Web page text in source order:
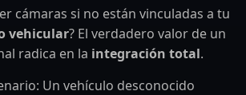
cámaras si no están vinculadas a tu
vehicular? El verdadero valor de un
radica en la integración total.
Un vehículo desconocido